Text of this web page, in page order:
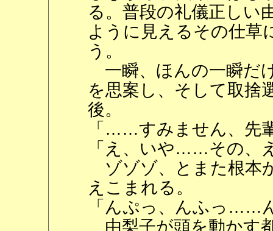
る。普段の礼儀正しい
ように見えるその仕草
う。
一瞬、ほんの一瞬だ
を思案し、そして取捨
後。
「……すみません、先
「え、いや……その
ゾゾゾ、とまた根本
えこまれる。
「んぷっ、んふっ
由梨子が頭を動かす